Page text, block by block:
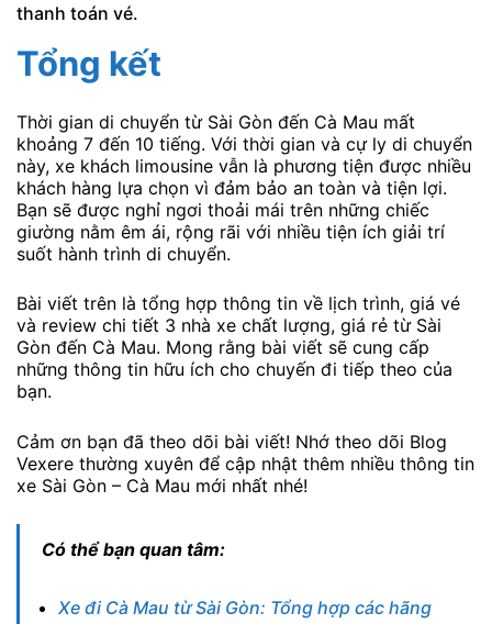
thanh toán vé.
Tổng kết
Thời gian di chuyển từ Sài Gòn đến Cà Mau mất
khoảng 7 đến 10 tiếng. Với thời gian và cự ly di chuyển
này, xe khách limousine vẫn là phương tiện được nhiều
khách hàng lựa chọn vì đảm bảo an toàn và tiện lợi.
Bạn sẽ được nghỉ ngơi thoải mái trên những chiếc
giường nằm êm ái, rộng rãi với nhiều tiện ích giải trí
suốt hành trình di chuyển.
Bài viết trên là tổng hợp thông tin về lịch trình, giá vé
và review chi tiết 3 nhà xe chất lượng, giá rẻ từ Sài
Gòn đến Cà Mau. Mong rằng bài viết sẽ cung cấp
những thông tin hữu ích cho chuyến đi tiếp theo của
bạn.
Cảm ơn bạn đã theo dõi bài viết! Nhớ theo dõi Blog
Vexere thường xuyên để cập nhật thêm nhiều thông tin
xe Sài Gòn – Cà Mau mới nhất nhé!
Có thể bạn quan tâm:
Xe đi Cà Mau từ Sài Gòn: Tổng hợp các hãng